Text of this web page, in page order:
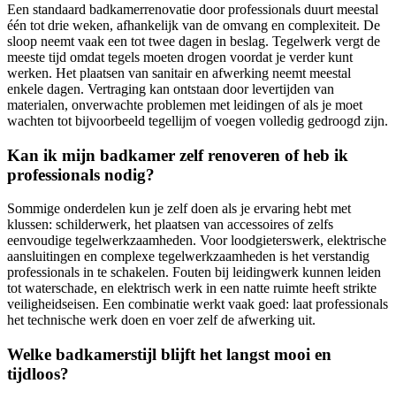
Een standaard badkamerrenovatie door professionals duurt meestal
één tot drie weken, afhankelijk van de omvang en complexiteit. De
sloop neemt vaak een tot twee dagen in beslag. Tegelwerk vergt de
meeste tijd omdat tegels moeten drogen voordat je verder kunt
werken. Het plaatsen van sanitair en afwerking neemt meestal
enkele dagen. Vertraging kan ontstaan door levertijden van
materialen, onverwachte problemen met leidingen of als je moet
wachten tot bijvoorbeeld tegellijm of voegen volledig gedroogd zijn.
Kan ik mijn badkamer zelf renoveren of heb ik
professionals nodig?
Sommige onderdelen kun je zelf doen als je ervaring hebt met
klussen: schilderwerk, het plaatsen van accessoires of zelfs
eenvoudige tegelwerkzaamheden. Voor loodgieterswerk, elektrische
aansluitingen en complexe tegelwerkzaamheden is het verstandig
professionals in te schakelen. Fouten bij leidingwerk kunnen leiden
tot waterschade, en elektrisch werk in een natte ruimte heeft strikte
veiligheidseisen. Een combinatie werkt vaak goed: laat professionals
het technische werk doen en voer zelf de afwerking uit.
Welke badkamerstijl blijft het langst mooi en
tijdloos?